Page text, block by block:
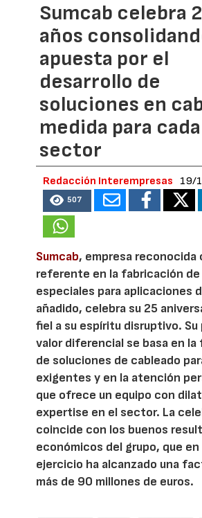
Sumcab celebra
años
apuesta por el
desarrollo de
soluciones en
medida para cada
sector
Redacción Interempresas 19/
507
Sumcab, empresa reconocida
referente en la fabricación de
especiales para aplicaciones
añadido, celebra su 25
fiel a su espíritu disruptivo.
valor diferencial se basa en la
de soluciones de cableado
exigentes y en la atención
que ofrece un equipo con
expertise en el sector. La
coincide con los buenos
económicos del grupo, que
ejercicio ha alcanzado una
más de 90 millones de euros.